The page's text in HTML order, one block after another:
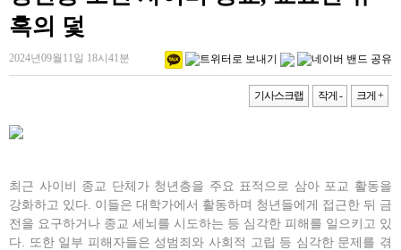
혹의 덫
2024년09월11일 18시41분
기사스크랩 작게 - 크게 +
최근 사이비 종교 단체가 청년층을 주요 표적으로 삼아 포교 활동을
강화하고 있다. 이들은 대학가에서 활동하며 청년들에게 접근한 뒤 금
전을 요구하거나 종교 세뇌를 시도하는 등 심각한 피해를 일으키고 있
다. 또한 일부 피해자들은 성범죄와 사회적 고립 등 심각한 문제를 겪